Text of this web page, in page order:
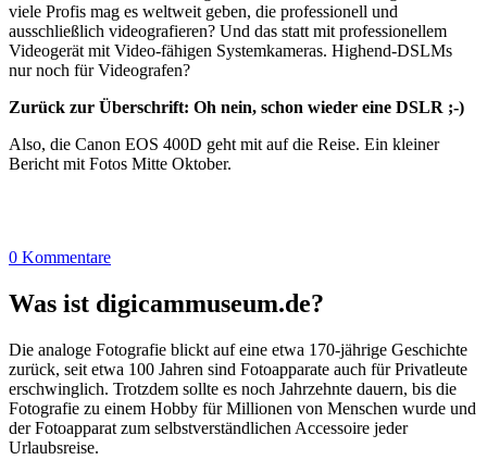
viele Profis mag es weltweit geben, die professionell und
ausschließlich videografieren? Und das statt mit professionellem
Videogerät mit Video-fähigen Systemkameras. Highend-DSLMs
nur noch für Videografen?
Zurück zur Überschrift: Oh nein, schon wieder eine DSLR ;-)
Also, die Canon EOS 400D geht mit auf die Reise. Ein kleiner
Bericht mit Fotos Mitte Oktober.
0 Kommentare
Was ist digicammuseum.de?
Die analoge Fotografie blickt auf eine etwa 170-jährige Geschichte
zurück, seit etwa 100 Jahren sind Fotoapparate auch für Privatleute
erschwinglich. Trotzdem sollte es noch Jahrzehnte dauern, bis die
Fotografie zu einem Hobby für Millionen von Menschen wurde und
der Fotoapparat zum selbstverständlichen Accessoire jeder
Urlaubsreise.